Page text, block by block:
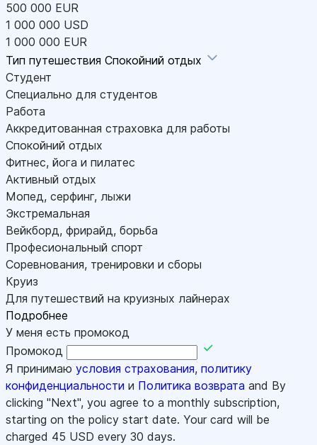
500 000 EUR
1 000 000 USD
1 000 000 EUR
Тип путешествия Спокойний отдых
Студент
Специально для студентов
Работа
Аккредитованная страховка для работы
Спокойний отдых
Фитнес, йога и пилатес
Активный отдых
Мопед, серфинг, лыжи
Экстремальная
Вейкборд, фрирайд, борьба
Професиональный спорт
Соревнования, тренировки и сборы
Круиз
Для путешествий на круизных лайнерах
Подробнее
У меня есть промокод
Промокод
Я принимаю условия страхования, политику
конфиденциальности и Политика возврата and By
clicking "Next", you agree to a monthly subscription,
starting on the policy start date. Your card will be
charged 45 USD every 30 days.